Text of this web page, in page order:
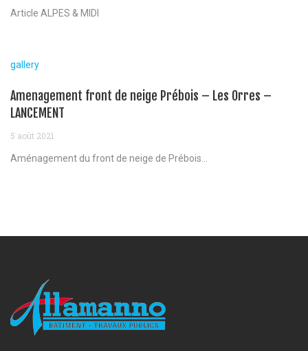
Article ALPES & MIDI
gallery
Amenagement front de neige Prébois – Les Orres –
LANCEMENT
5 août 2021
Aménagement du front de neige de Prébois...